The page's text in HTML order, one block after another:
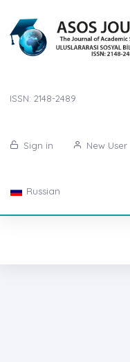
ISSN: 2148-2489
Sign in New User
Russian